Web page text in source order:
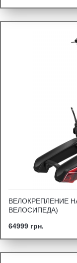
ВЕЛОКРЕПЛЕНИЕ
ВЕЛОСИПЕДА)
64999 грн.